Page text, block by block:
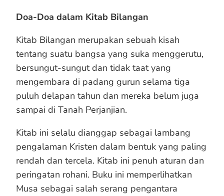
Doa-Doa dalam Kitab Bilangan
Kitab Bilangan merupakan sebuah kisah
tentang suatu bangsa yang suka menggerutu,
bersungut-sungut dan tidak taat yang
mengembara di padang gurun selama tiga
puluh delapan tahun dan mereka belum juga
sampai di Tanah Perjanjian.
Kitab ini selalu dianggap sebagai lambang
pengalaman Kristen dalam bentuk yang paling
rendah dan tercela. Kitab ini penuh aturan dan
peringatan rohani. Buku ini memperlihatkan
Musa sebagai salah serang pengantara